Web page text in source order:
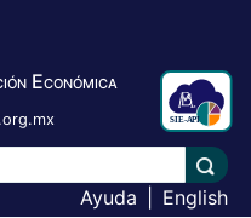
Económica
Ayuda
English